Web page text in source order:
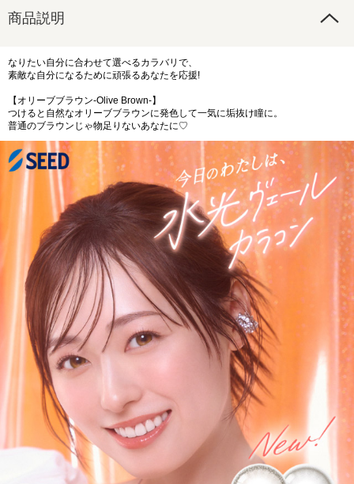
商品説明
なりたい自分に合わせて選べるカラバリで、
素敵な自分になるために頑張るあなたを応援!
【オリーブブラウン-Olive Brown-】
つけると自然なオリーブブラウンに発色して一気に垢抜け瞳に。
普通のブラウンじゃ物足りないあなたに♡